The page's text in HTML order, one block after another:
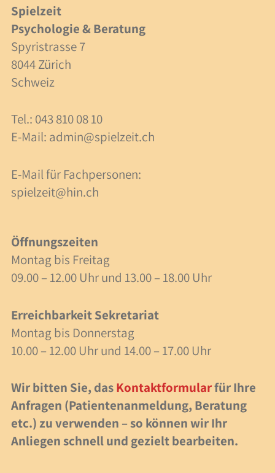
Fachpersonen
Beratung
Supervision
Kosten
Team
Stellenangebote
Forschung
Meilensteine
Veranstaltungen
Fachbeiträge
Spielzeit
Psychologie & Beratung
Spyristrasse 7
8044 Zürich
Schweiz
Tel.: 043 810 08 10
E-Mail: admin@spielzeit.ch
E-Mail für Fachpersonen:
spielzeit@hin.ch
Öffnungszeiten
Montag bis Freitag
09.00 – 12.00 Uhr und 13.00 – 18.00 Uhr
Erreichbarkeit Sekretariat
Montag bis Donnerstag
10.00 – 12.00 Uhr und 14.00 – 17.00 Uhr
Wir bitten Sie, dasKontaktformularfür Ihre
Anfragen (Patientenanmeldung, Beratung
etc.) zu verwenden – so können wir Ihr
Anliegen schnell und gezielt bearbeiten.